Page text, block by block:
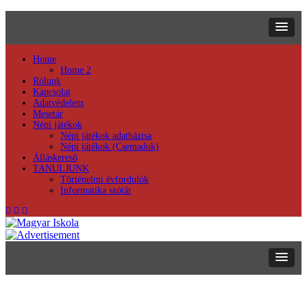
Home
Home 2
Rólunk
Kapcsolat
Adatvédelem
Mesetár
Népi játékok
Népi játékok adatbázisa
Népi játékok (Csemadok)
Álláskereső
TANULJUNK
Történelmi évfordulók
Informatika szótár